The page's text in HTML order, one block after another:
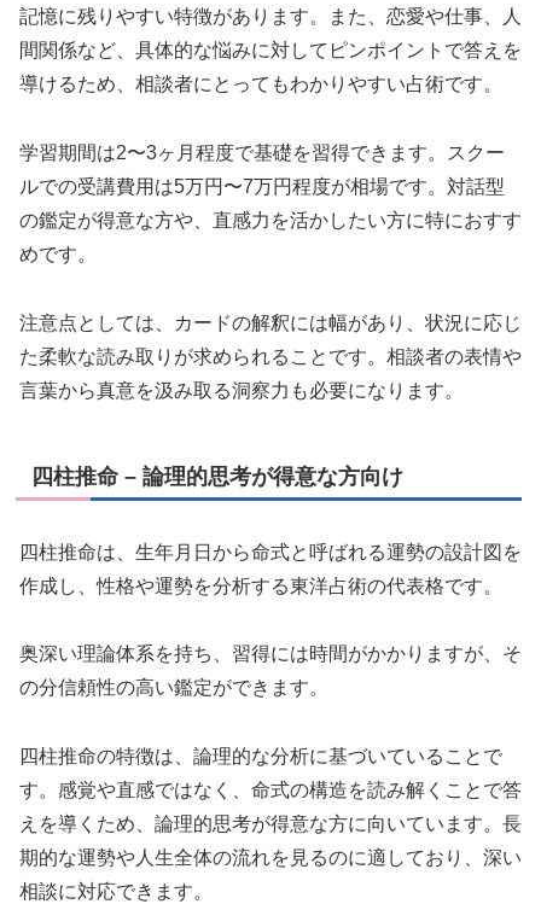
記憶に残りやすい特徴があります。また、恋愛や仕事、人
間関係など、具体的な悩みに対してピンポイントで答えを
導けるため、相談者にとってもわかりやすい占術です。
学習期間は2〜3ヶ月程度で基礎を習得できます。スクー
ルでの受講費用は5万円〜7万円程度が相場です。対話型
の鑑定が得意な方や、直感力を活かしたい方に特におすす
めです。
注意点としては、カードの解釈には幅があり、状況に応じ
た柔軟な読み取りが求められることです。相談者の表情や
言葉から真意を汲み取る洞察力も必要になります。
四柱推命 – 論理的思考が得意な方向け
四柱推命は、生年月日から命式と呼ばれる運勢の設計図を
作成し、性格や運勢を分析する東洋占術の代表格です。
奥深い理論体系を持ち、習得には時間がかかりますが、そ
の分信頼性の高い鑑定ができます。
四柱推命の特徴は、論理的な分析に基づいていることで
す。感覚や直感ではなく、命式の構造を読み解くことで答
えを導くため、論理的思考が得意な方に向いています。長
期的な運勢や人生全体の流れを見るのに適しており、深い
相談に対応できます。